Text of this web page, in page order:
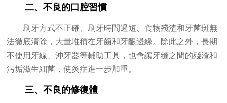
二、不良的口腔習慣
刷牙方式不正確、刷牙時間過短、食物殘渣和牙菌斑無
法徹底清除，大量堆積在牙齒和牙齦邊緣。除此之外，長期
不使用牙線、沖牙器等輔助工具，也會讓牙縫之間的殘渣和
污垢滋生細菌，使炎症進一步加重。
三、不良的修復體